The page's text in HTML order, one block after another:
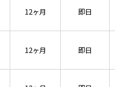
12ヶ月 即日
12ヶ月 即日